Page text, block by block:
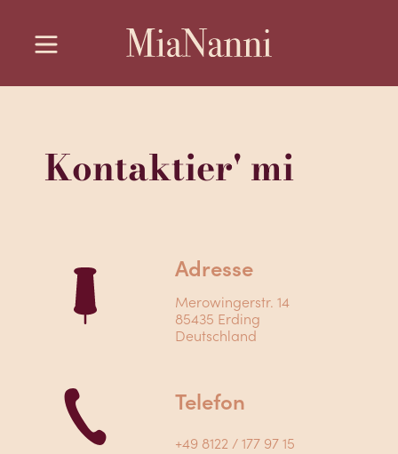
Kontaktier' mi
Adresse
Merowingerstr. 14
85435 Erding
Deutschland
Telefon
+49 8122 / 177 97 15